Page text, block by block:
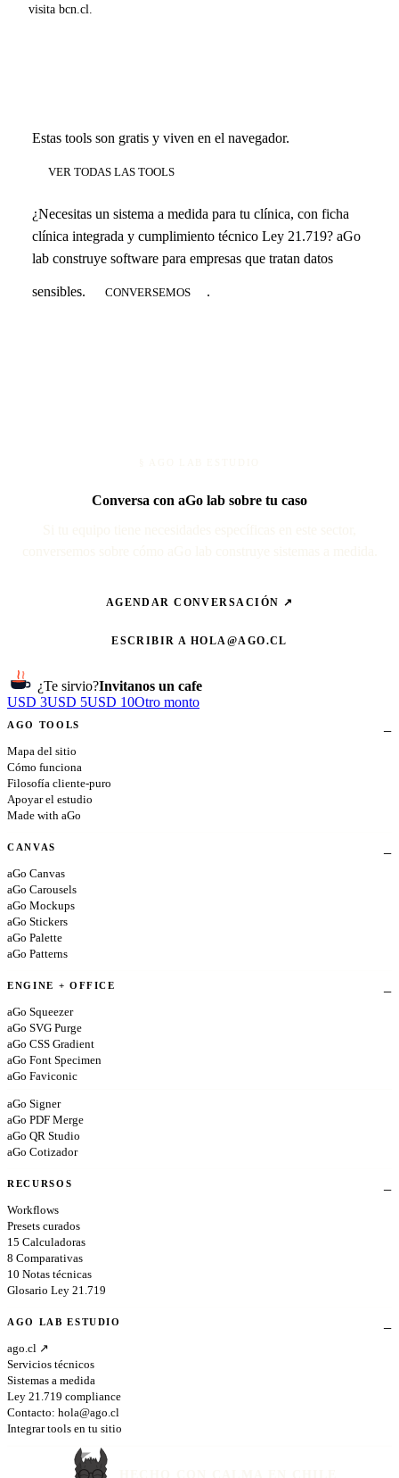
visita bcn.cl.
Estas tools son gratis y viven en el navegador.
VER TODAS LAS TOOLS
¿Necesitas un sistema a medida para tu clínica, con ficha
clínica integrada y cumplimiento técnico Ley 21.719? aGo
lab construye software para empresas que tratan datos
sensibles. CONVERSEMOS .
Conversa con aGo lab sobre tu caso
AGENDAR CONVERSACIÓN ↗
ESCRIBIR A HOLA@AGO.CL
¿Te sirvio?Invitanos un cafe
USD 3USD 5USD 10Otro monto
AGO TOOLS
Mapa del sitio
Cómo funciona
Filosofía cliente-puro
Apoyar el estudio
Made with aGo
CANVAS
aGo Canvas
aGo Carousels
aGo Mockups
aGo Stickers
aGo Palette
aGo Patterns
ENGINE + OFFICE
aGo Squeezer
aGo SVG Purge
aGo CSS Gradient
aGo Font Specimen
aGo Faviconic
aGo Signer
aGo PDF Merge
aGo QR Studio
aGo Cotizador
RECURSOS
Workflows
Presets curados
15 Calculadoras
8 Comparativas
10 Notas técnicas
Glosario Ley 21.719
AGO LAB ESTUDIO
ago.cl ↗
Servicios técnicos
Sistemas a medida
Ley 21.719 compliance
Contacto: hola@ago.cl
Integrar tools en tu sitio